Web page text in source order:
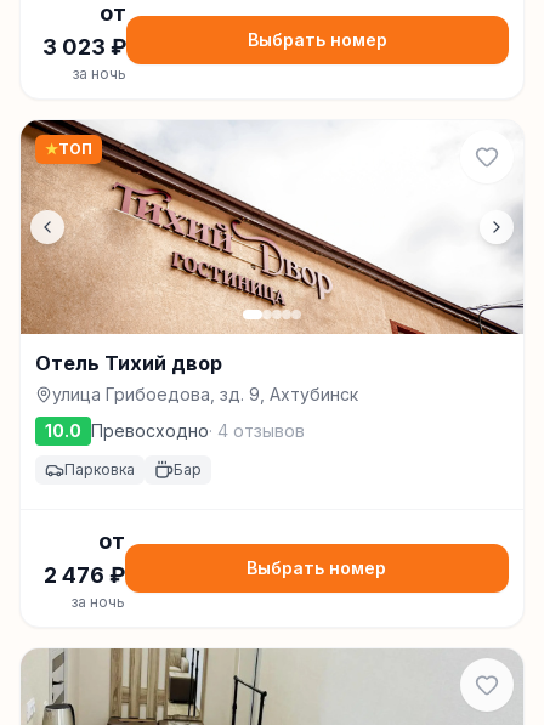
от
3 023 ₽
за ночь
Выбрать номер
★ТОП
Отель Тихий двор
улица Грибоедова, зд. 9, Ахтубинск
10.0 Превосходно· 4 отзывов
Парковка Бар
от
2 476 ₽
за ночь
Выбрать номер